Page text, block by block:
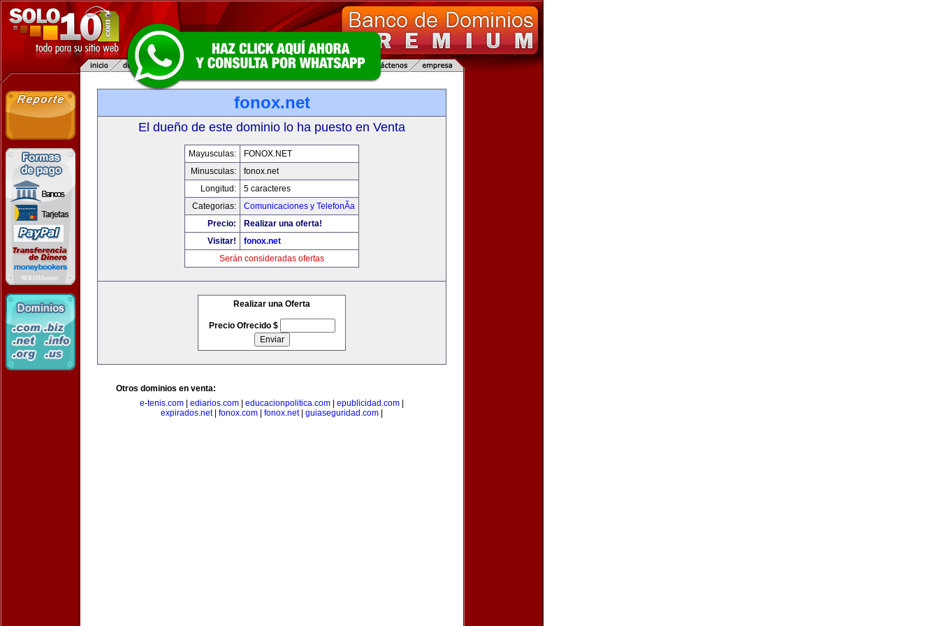
fonox.net
El dueño de este dominio lo ha puesto en Venta
Mayusculas:
FONOX.NET
Minusculas:
fonox.net
Longitud:
5 caracteres
Categorias:
Comunicaciones y TelefonÃ­a
Precio:
Realizar una oferta!
Visitar!
fonox.net
Serán consideradas ofertas
Realizar una Oferta
Precio Ofrecido $
Otros dominios en venta:
e-tenis.com
ediarios.com educacionpolitica.com epublicidad.com
expirados.net| fonox.com fonox.net| guiaseguridad.com